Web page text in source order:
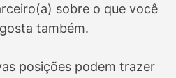
sobre o que você
também.
posições podem trazer